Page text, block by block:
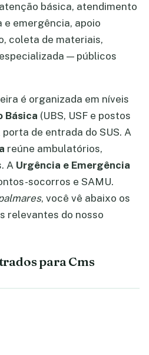
básica, atendimento
emergência, apoio
coleta de materiais,
— públicos
é organizada em níveis
Básica (UBS, USF e postos
de entrada do SUS. A
reúne ambulatórios,
A Urgência e Emergência
socorros e SAMU.
, você vê abaixo os
relevantes do nosso
para Cms